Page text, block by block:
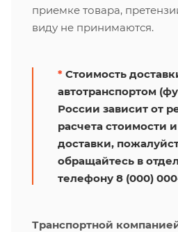
приемке товара,
виду не принимаются.
* Стоимость
автотранспортом
России зависит от
расчета стоимости
доставки,
обращайтесь в
телефону 8 (000)
Транспортной